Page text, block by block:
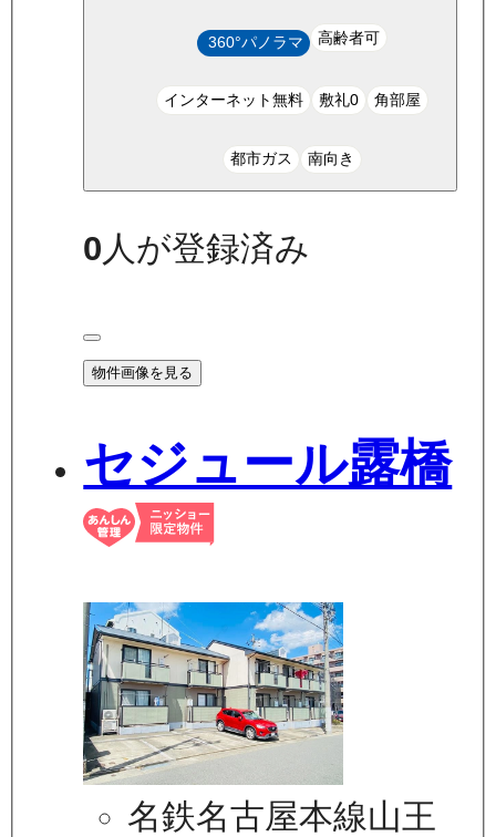
360°パノラマ 高齢者可
インターネット無料 敷礼0 角部屋
都市ガス 南向き
0人が登録済み
物件画像を見る
セジュール露橋
名鉄名古屋本線山王